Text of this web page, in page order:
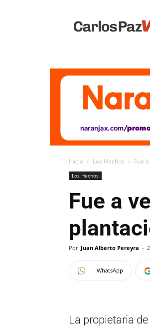
Vivo
Inicio Los Hechos Fue
Los Hechos
Fue a
Por Juan Alberto Pereyra -
WhatsApp
La propietaria